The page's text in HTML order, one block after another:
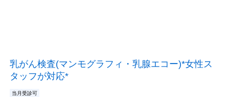
乳がん検査(マンモグラフィ・乳腺エコー)*女性ス
タッフが対応*
当月受診可